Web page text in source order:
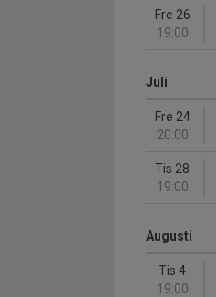
Fre 26
19:00
Juli
Fre 24
20:00
Tis 28
19:00
Augusti
Tis 4
19:00